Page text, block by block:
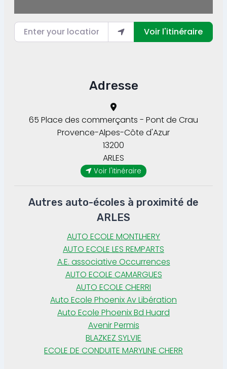
Enter your location
Voir l'itinéraire
Adresse
65 Place des commerçants - Pont de Crau
ARLES
Provence-Alpes-Côte d'Azur
13200
Voir l'itinéraire
Autres auto-écoles à proximité de
ARLES
AUTO ECOLE MONTLHERY
AUTO ECOLE LES REMPARTS
A.E. associative Occurrences
AUTO ECOLE CAMARGUES
AUTO ECOLE CHERRI
Auto Ecole Phoenix Av Libération
Auto Ecole Phoenix Bd Huard
Avenir Permis
BLAZKEZ SYLVIE
ECOLE DE CONDUITE MARYLINE CHERR